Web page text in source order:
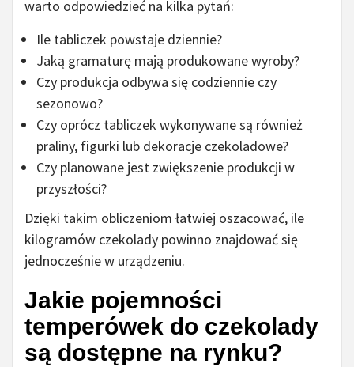
warto odpowiedzieć na kilka pytań:
Ile tabliczek powstaje dziennie?
Jaką gramaturę mają produkowane wyroby?
Czy produkcja odbywa się codziennie czy
sezonowo?
Czy oprócz tabliczek wykonywane są również
praliny, figurki lub dekoracje czekoladowe?
Czy planowane jest zwiększenie produkcji w
przyszłości?
Dzięki takim obliczeniom łatwiej oszacować, ile
kilogramów czekolady powinno znajdować się
jednocześnie w urządzeniu.
Jakie pojemności
temperówek do czekolady
są dostępne na rynku?